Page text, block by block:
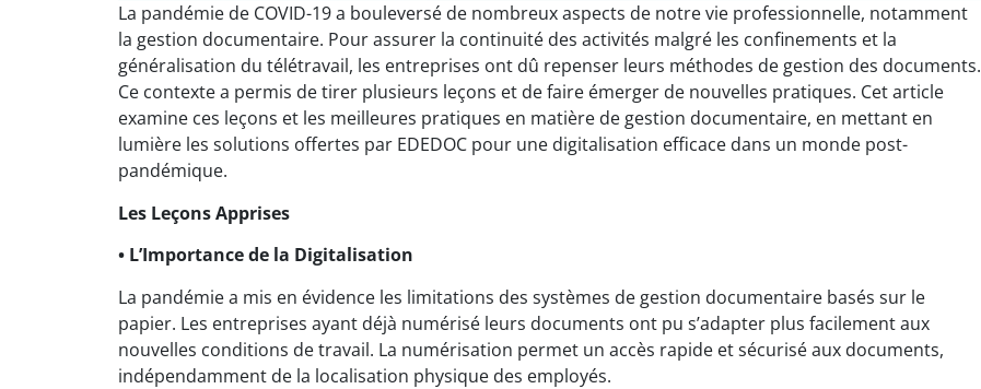
La pandémie de COVID-19 a bouleversé de nombreux aspects de notre vie professionnelle, notamment
la gestion documentaire. Pour assurer la continuité des activités malgré les confinements et la
généralisation du télétravail, les entreprises ont dû repenser leurs méthodes de gestion des documents.
Ce contexte a permis de tirer plusieurs leçons et de faire émerger de nouvelles pratiques. Cet article
examine ces leçons et les meilleures pratiques en matière de gestion documentaire, en mettant en
lumière les solutions offertes par EDEDOC pour une digitalisation efficace dans un monde post-
pandémique.
Les Leçons Apprises
• L’Importance de la Digitalisation
La pandémie a mis en évidence les limitations des systèmes de gestion documentaire basés sur le
papier. Les entreprises ayant déjà numérisé leurs documents ont pu s’adapter plus facilement aux
nouvelles conditions de travail. La numérisation permet un accès rapide et sécurisé aux documents,
indépendamment de la localisation physique des employés.